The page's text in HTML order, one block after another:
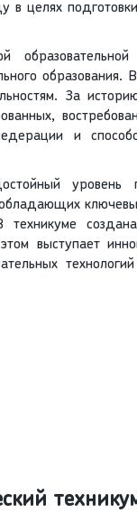
целях
образования.
За
и
уровень
обладающих
выступает